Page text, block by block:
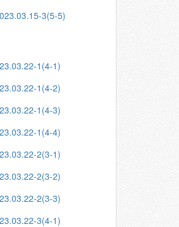
3(5-5)
1(4-1)
1(4-2)
1(4-3)
1(4-4)
2(3-1)
2(3-2)
2(3-3)
3(4-1)